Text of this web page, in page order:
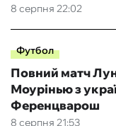
8 серпня 22:02
Футбол
8 серпня 21:53
Повний матч
Моурінью з
Ференцварош